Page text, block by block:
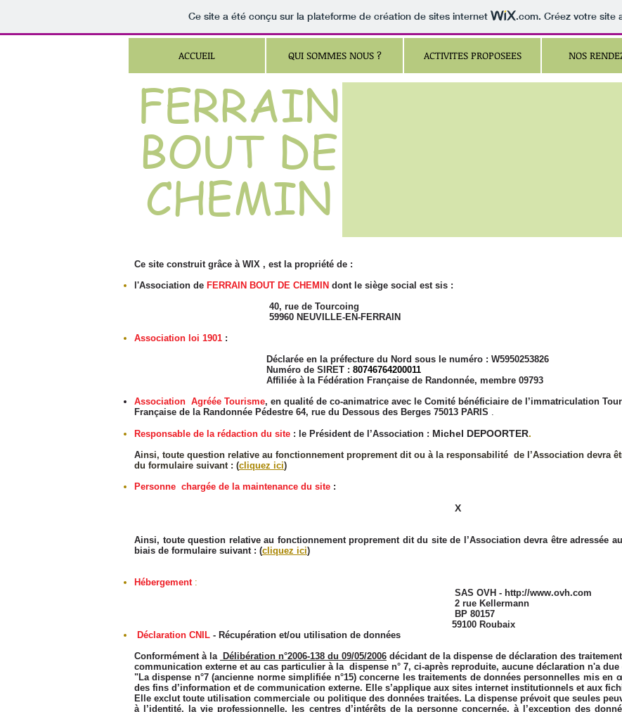
Ce site a été conçu sur la plateforme de création de sites internet .com. Créez votre site
ACCUEIL QUI SOMMES NOUS ? ACTIVITES PROPOSEES NOS
FERRAIN
BOUT DE
CHEMIN
Ce site construit grâce à WIX , est la propriété de :
l'Association de FERRAIN BOUT DE CHEMIN dont le siège social est sis :
40, rue de Tourcoing
59960 NEUVILLE-EN-FERRAIN
Association loi 1901 :
Déclarée en la préfecture du Nord sous le numéro : W5950253826
Numéro de SIRET : 80746764200011
Affiliée à la Fédération Française de Randonnée, membre 09793
Association Agréée Tourisme, en qualité de co-animatrice avec le Comité bénéficiaire de l’immatriculation
Française de la Randonnée Pédestre 64, rue du Dessous des Berges 75013 PARIS .
Responsable de la rédaction du site : le Président de l’Association : Michel DEPOORTER.
Ainsi, toute question relative au fonctionnement proprement dit ou à la responsabilité de l’Association devra
du formulaire suivant : (cliquez ici)
Personne chargée de la maintenance du site :
X
Ainsi, toute question relative au fonctionnement proprement dit du site de l’Association devra être adressée
biais de formulaire suivant : (cliquez ici)
Hébergement:
SAS OVH - http://www.ovh.com
2 rue Kellermann
BP 80157
59100 Roubaix
Déclaration CNIL - Récupération et/ou utilisation de données
Conformément à la Délibération n°2006-138 du 09/05/2006 décidant de la dispense de déclaration des
communication externe et au cas particulier à la dispense n° 7, ci-après reproduite, aucune déclaration n'a due
"La dispense n°7 (ancienne norme simplifiée n°15) concerne les traitements de données personnelles mis
des fins d’information et de communication externe. Elle s’applique aux sites internet institutionnels et aux
Elle exclut toute utilisation commerciale ou politique des données traitées. La dispense prévoit que seules
à l’identité, la vie professionnelle, les centres d’intérêts de la personne concernée, à l’exception des